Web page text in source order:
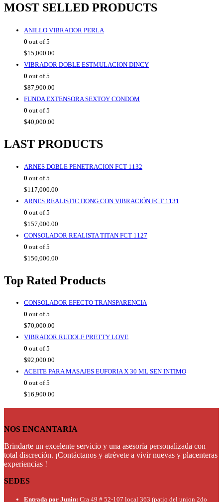
MOST SELLED PRODUCTS
ANILLO VIBRADOR PERLA
0 out of 5
$15,000.00
VIBRADOR DOBLE ESTMULACION DINCY
0 out of 5
$87,900.00
FUNDA EXTENSORA SEXTOY CONDOM
0 out of 5
$40,000.00
LAST PRODUCTS
ARNES DOBLE PENETRACION FCT 1132
0 out of 5
$117,000.00
ARNES REALISTIC DONG CON VIBRACIÓN FCT 1131
0 out of 5
$157,000.00
CONSOLADOR REALISTA TITAN FCT 1127
0 out of 5
$150,000.00
Top Rated Products
CONSOLADOR EFECTO TRANSPARENCIA
0 out of 5
$70,000.00
VIBRADOR RUDOLF PRETTY LOVE
0 out of 5
$92,000.00
ACEITE PARA MASAJES EUFORIA X 30 ML SEN INTIMO
0 out of 5
$16,900.00
NOS ENCANTARÍA
Brindarte un excelente servicio y una asesoría personalizada con
total discreción. ¡Contáctanos y atrévete a vivir nuevas y placenteras
experiencias !
SEDES
Entrada por Junin: Cra 49 # 52-107 local 363 (patio del union 2do